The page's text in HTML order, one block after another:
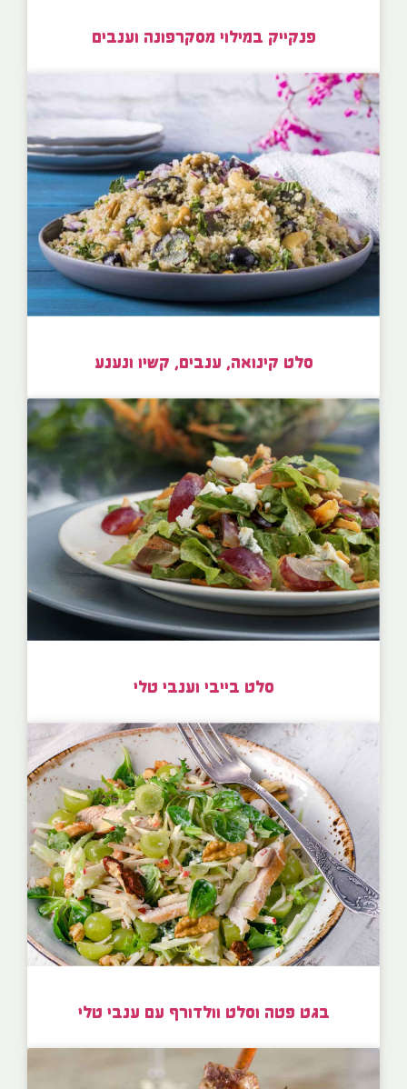
פנקייק במילוי מסקרפונה וענבים
סלט קינואה, ענבים, קשיו ונענע
סלט בייבי וענבי טלי
בגט פטה וסלט וולדורף עם ענבי טלי